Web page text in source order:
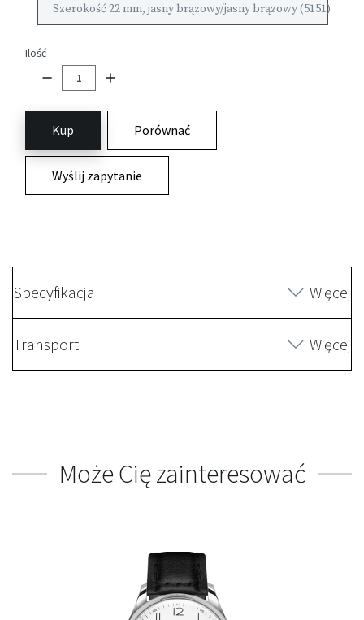
Szerokość 22 mm, jasny brązowy/jasny brązowy (5151)
Ilość
Kup Porównać
Wyślij zapytanie
Specyfikacja Więcej
Transport Więcej
Może Cię zainteresować